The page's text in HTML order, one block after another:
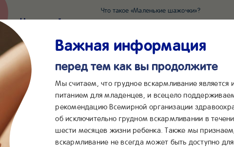
Что такое «Маленькие шажочки»?
Наш новый суперсервис для отслеживания развития
*2055 Сообщения в ВКонтакте
Бейбимания
Важная информация
перед тем как вы продолжите
Мы считаем, что грудное вскармливание является
питанием для младенцев, и всецело
рекомендацию Всемирной организации
об исключительно грудном вскармливании в
шести месяцев жизни ребенка. Также мы
вскармливание не всегда может быть доступно